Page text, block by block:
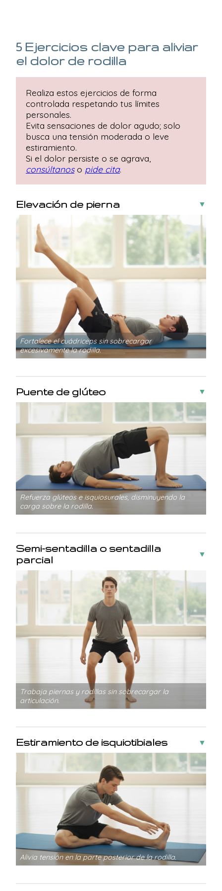
5 Ejercicios clave para aliviar
el dolor de rodilla
Realiza estos ejercicios de forma
controlada respetando tus límites
personales.
Evita sensaciones de dolor agudo; solo
busca una tensión moderada o leve
estiramiento.
Si el dolor persiste o se agrava,
consúltanoso pide cita.
Elevación de pierna ▼
Fortalece el cuádriceps sin sobrecargar
excesivamente la rodilla.
Puente de glúteo ▼
Refuerza glúteos e isquiosurales, disminuyendo la
carga sobre la rodilla.
Semi-sentadilla o sentadilla
parcial
▼
Trabaja piernas y rodillas sin sobrecargar la
articulación.
Estiramiento de isquiotibiales ▼
Alivia tensión en la parte posterior de la rodilla.